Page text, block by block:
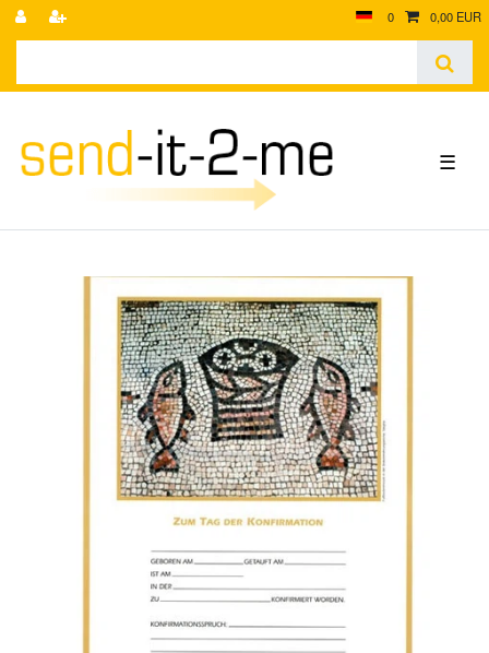
0 0,00 EUR
☰